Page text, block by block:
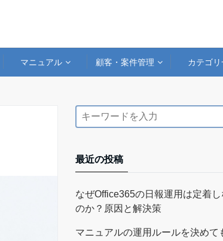
マニュアル 顧客・案件管理 カテゴ
最近の投稿
なぜOffice365の日報運用は定着し
のか？原因と解決策
マニュアルの運用ルールを決めて